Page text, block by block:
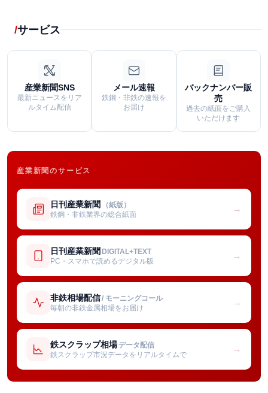
サービス
産業新聞SNS
最新ニュースをリア
ルタイム配信
メール速報
鉄鋼・非鉄の速報を
お届け
バックナンバー販
売
過去の紙面をご購入
いただけます
産業新聞のサービス
日刊産業新聞 （紙版）
鉄鋼・非鉄業界の総合紙面
→
日刊産業新聞 DIGITAL+TEXT
PC・スマホで読めるデジタル版
→
非鉄相場配信/ モーニングコール
毎朝の非鉄金属相場をお届け
→
鉄スクラップ相場 データ配信
鉄スクラップ市況データをリアルタイムで
→